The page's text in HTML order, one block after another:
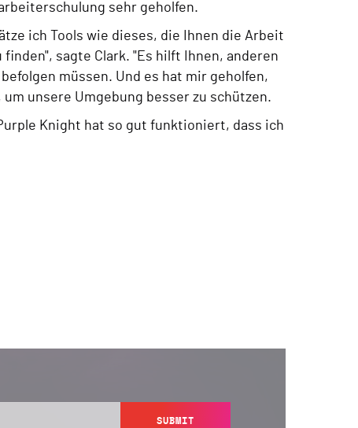
sehr geholfen.
ich Tools wie dieses, die Ihnen die Arbeit
sagte Clark. "Es hilft Ihnen, anderen
müssen. Und es hat mir geholfen,
unsere Umgebung besser zu schützen.
Knight hat so gut funktioniert, dass ich
SUBMIT